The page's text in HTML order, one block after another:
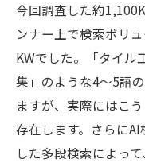
今回調査した約
ンナー上で検索ボリ
KWでした。「タイル
集」のような4〜5語
ますが、実際にはこ
存在します。さらに
した多段検索によっ